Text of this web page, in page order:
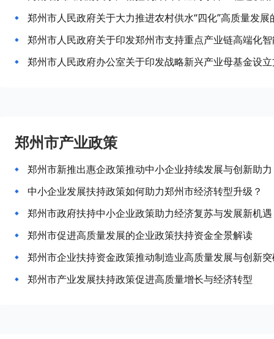
郑州市人民政府关于大力推进农村供水“四化”高质量发展
郑州市人民政府办公室关于印发战略新兴产业母基金设
郑州市产业政策
郑州市新推出惠企政策推动中小企业持续发展与创新助力
中小企业发展扶持政策如何助力郑州市经济转型升级？
郑州市政府扶持中小企业政策助力经济复苏与发展新机遇
郑州市促进高质量发展的企业政策扶持资金全景解读
郑州市企业扶持资金政策推动制造业高质量发展与创新
郑州市产业发展扶持政策促进高质量增长与经济转型